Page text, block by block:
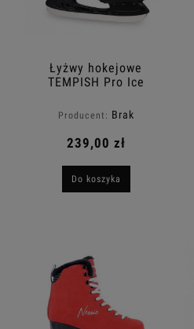
Łyżwy hokejowe
TEMPISH Pro Ice
Producent: Brak
239,00 zł
Do koszyka